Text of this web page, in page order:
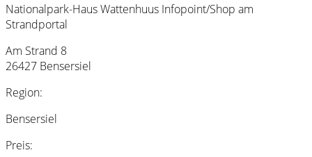
Nationalpark-Haus Wattenhuus Infopoint/Shop am
Strandportal
Am Strand 8
26427 Bensersiel
Region:
Bensersiel
Preis: